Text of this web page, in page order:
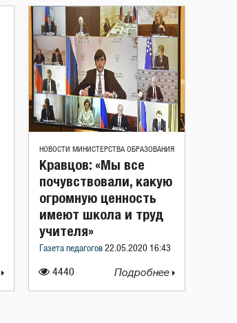
НОВОСТИ МИНИСТЕРСТВА ОБРАЗОВАНИЯ
4440
Кравцов: «Мы все
почувствовали, какую
огромную ценность
имеют школа и труд
учителя»
Газета педагогов 22.05.2020 16:43
Подробнее